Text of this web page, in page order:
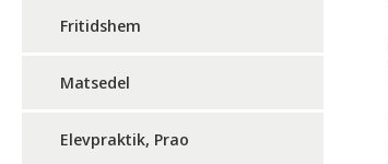
Fritidshem
Matsedel
Elevpraktik, Prao